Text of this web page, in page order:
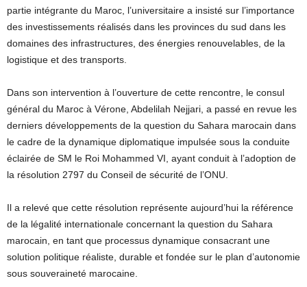
partie intégrante du Maroc, l’universitaire a insisté sur l’importance
des investissements réalisés dans les provinces du sud dans les
domaines des infrastructures, des énergies renouvelables, de la
logistique et des transports.
Dans son intervention à l’ouverture de cette rencontre, le consul
général du Maroc à Vérone, Abdelilah Nejjari, a passé en revue les
derniers développements de la question du Sahara marocain dans
le cadre de la dynamique diplomatique impulsée sous la conduite
éclairée de SM le Roi Mohammed VI, ayant conduit à l’adoption de
la résolution 2797 du Conseil de sécurité de l’ONU.
Il a relevé que cette résolution représente aujourd’hui la référence
de la légalité internationale concernant la question du Sahara
marocain, en tant que processus dynamique consacrant une
solution politique réaliste, durable et fondée sur le plan d’autonomie
sous souveraineté marocaine.